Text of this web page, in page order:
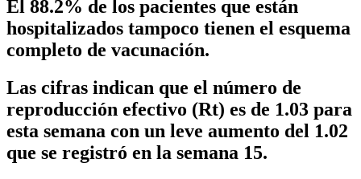
El 88.2% de los pacientes que están
hospitalizados tampoco tienen el esquema
completo de vacunación.
Las cifras indican que el número de
reproducción efectivo (Rt) es de 1.03 para
esta semana con un leve aumento del 1.02
que se registró en la semana 15.